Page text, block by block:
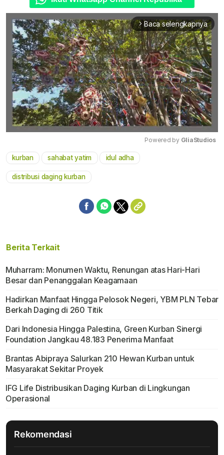
arrow_forward_ios Baca selengkapnya
Powered by GliaStudios
kurban sahabat yatim idul adha
distribusi daging kurban
Berita Terkait
Muharram: Monumen Waktu, Renungan atas Hari-Hari
Besar dan Penanggalan Keagamaan
Hadirkan Manfaat Hingga Pelosok Negeri, YBM PLN Tebar
Berkah Daging di 260 Titik
Dari Indonesia Hingga Palestina, Green Kurban Sinergi
Foundation Jangkau 48.183 Penerima Manfaat
Brantas Abipraya Salurkan 210 Hewan Kurban untuk
Masyarakat Sekitar Proyek
IFG Life Distribusikan Daging Kurban di Lingkungan
Operasional
Rekomendasi